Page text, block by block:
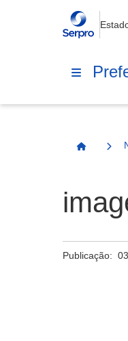
Página
Publicação: